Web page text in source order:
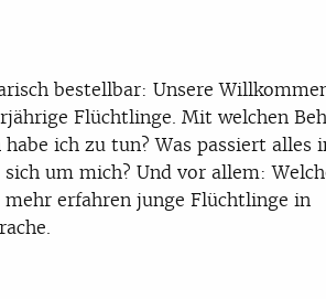
bestellbar: Unsere
Flüchtlinge. Mit welchen
ich zu tun? Was passiert alles
um mich? Und vor allem:
mehr erfahren junge Flüchtlinge in